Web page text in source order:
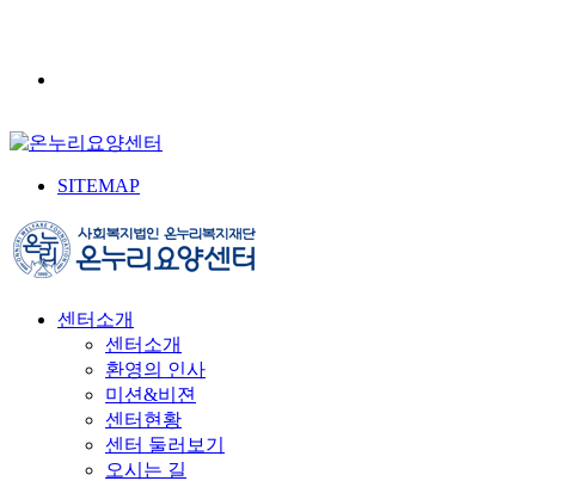
SITEMAP
센터소개
센터소개
환영의 인사
미션&비젼
센터현황
센터 둘러보기
오시는 길